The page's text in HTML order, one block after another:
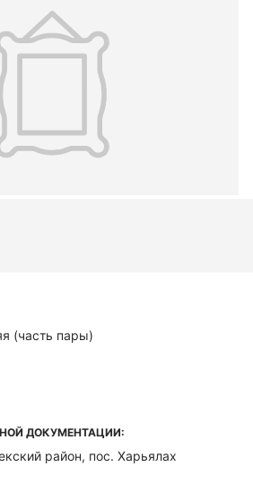
(часть пары)
ДОКУМЕНТАЦИИ:
район, пос. Харьялах